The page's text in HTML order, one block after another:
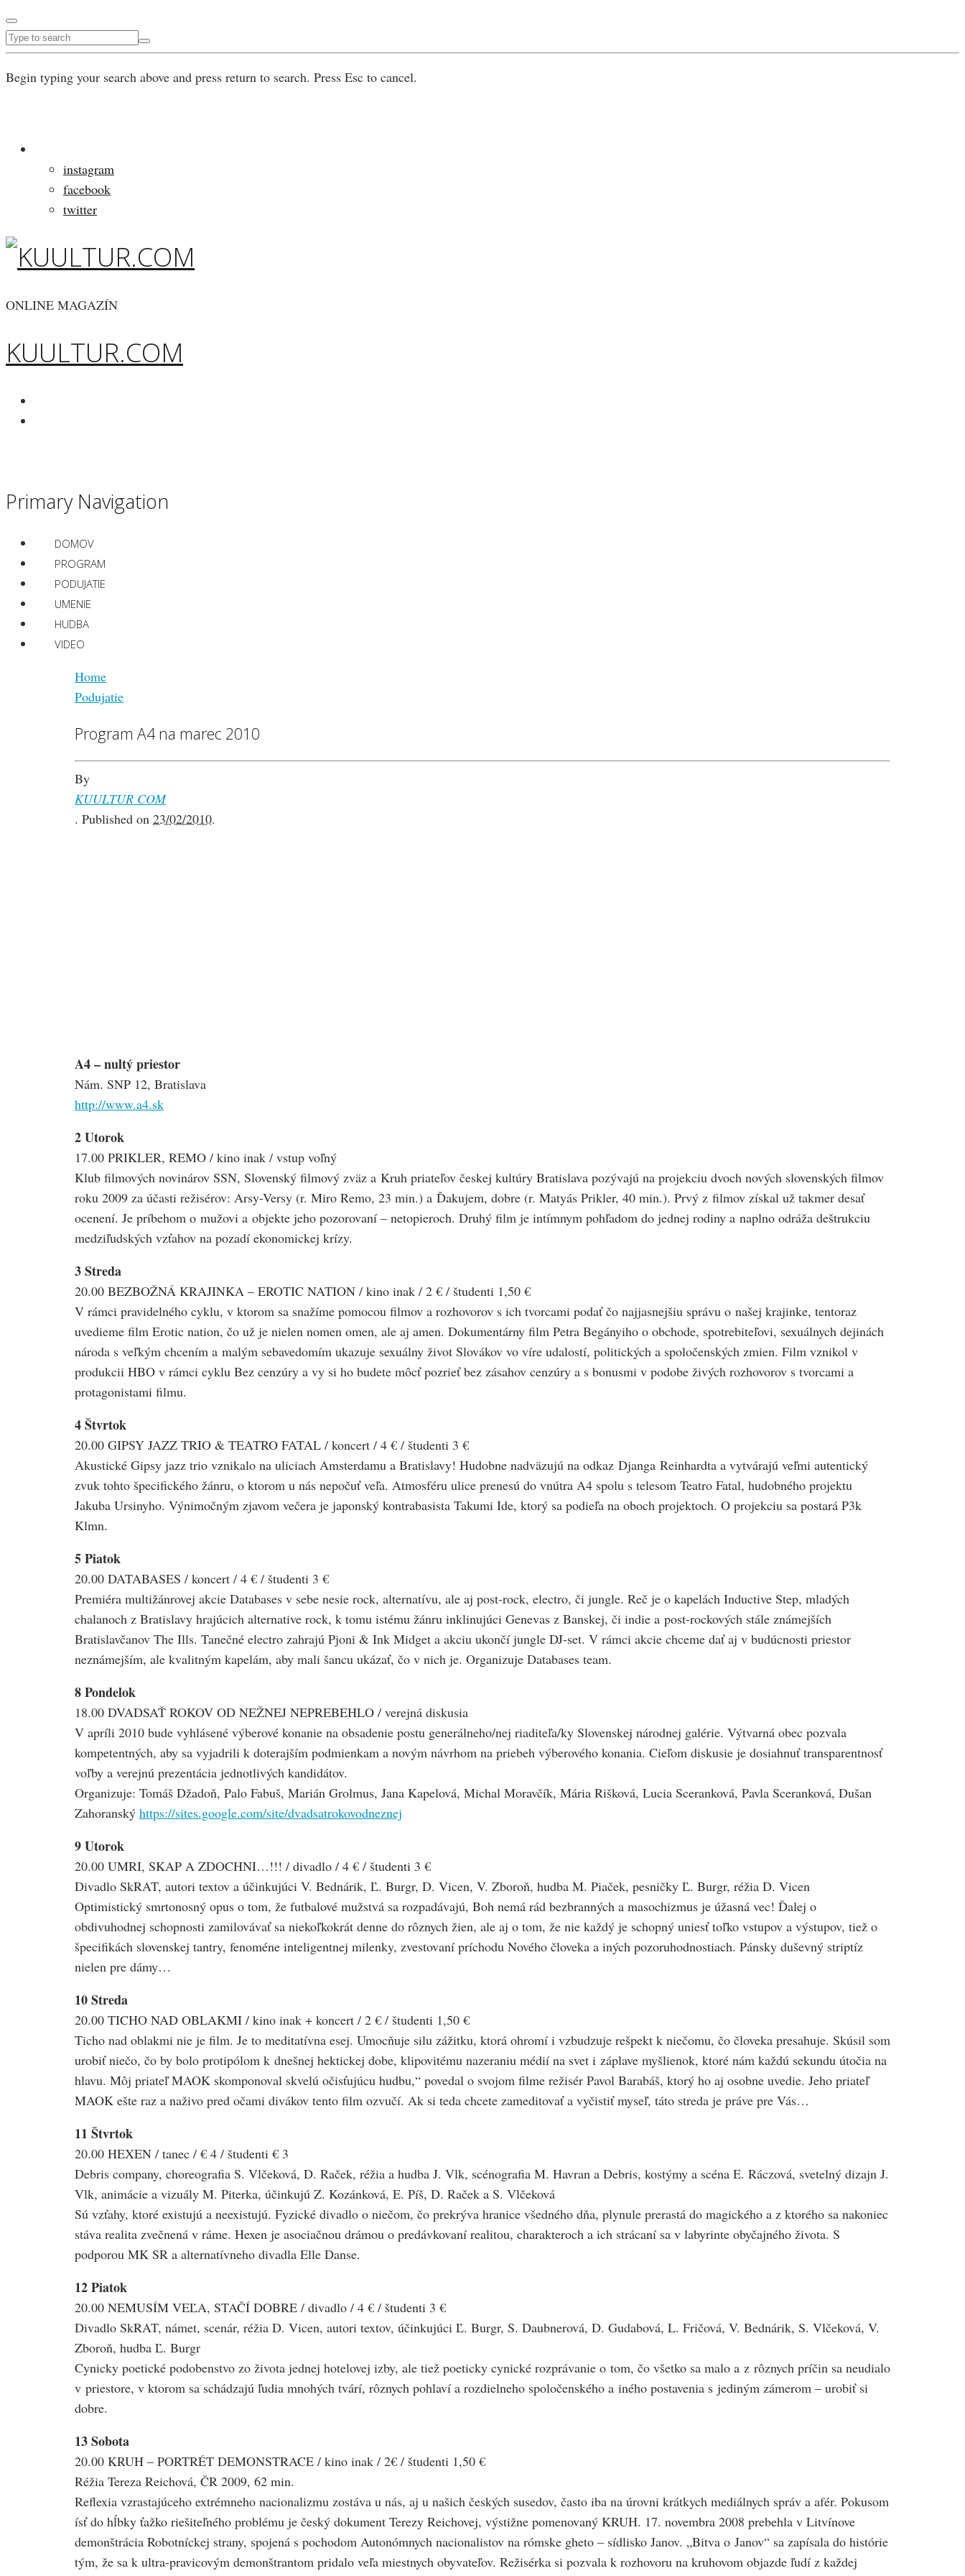
Begin typing your search above and press return to search. Press Esc to cancel.
instagram
facebook
twitter
ONLINE MAGAZÍN
KUULTUR.COM
Primary Navigation
DOMOV
PROGRAM
PODUJATIE
UMENIE
HUDBA
VIDEO
Home
Podujatie
Program A4 na marec 2010
By
KUULTUR COM
. Published on 23/02/2010.
A4 – nultý priestor
Nám. SNP 12, Bratislava
http://www.a4.sk
2 Utorok
17.00 PRIKLER, REMO / kino inak / vstup voľný
Klub filmových novinárov SSN, Slovenský filmový zväz a Kruh priateľov českej kultúry Bratislava pozývajú na projekciu dvoch nových slovenských filmov
roku 2009 za účasti režisérov: Arsy-Versy (r. Miro Remo, 23 min.) a Ďakujem, dobre (r. Matyás Prikler, 40 min.). Prvý z filmov získal už takmer desať
ocenení. Je príbehom o mužovi a objekte jeho pozorovaní – netopieroch. Druhý film je intímnym pohľadom do jednej rodiny a naplno odráža deštrukciu
medziľudských vzťahov na pozadí ekonomickej krízy.
3 Streda
20.00 BEZBOŽNÁ KRAJINKA – EROTIC NATION / kino inak / 2 € / študenti 1,50 €
V rámci pravidelného cyklu, v ktorom sa snažíme pomocou filmov a rozhovorov s ich tvorcami podať čo najjasnejšiu správu o našej krajinke, tentoraz
uvedieme film Erotic nation, čo už je nielen nomen omen, ale aj amen. Dokumentárny film Petra Begányiho o obchode, spotrebiteľovi, sexuálnych dejinách
národa s veľkým chcením a malým sebavedomím ukazuje sexuálny život Slovákov vo víre udalostí, politických a spoločenských zmien. Film vznikol v
produkcii HBO v rámci cyklu Bez cenzúry a vy si ho budete môcť pozrieť bez zásahov cenzúry a s bonusmi v podobe živých rozhovorov s tvorcami a
protagonistami filmu.
4 Štvrtok
20.00 GIPSY JAZZ TRIO & TEATRO FATAL / koncert / 4 € / študenti 3 €
Akustické Gipsy jazz trio vznikalo na uliciach Amsterdamu a Bratislavy! Hudobne nadväzujú na odkaz Djanga Reinhardta a vytvárajú veľmi autentický
zvuk tohto špecifického žánru, o ktorom u nás nepočuť veľa. Atmosféru ulice prenesú do vnútra A4 spolu s telesom Teatro Fatal, hudobného projektu
Jakuba Ursinyho. Výnimočným zjavom večera je japonský kontrabasista Takumi Ide, ktorý sa podieľa na oboch projektoch. O projekciu sa postará P3k
Klmn.
5 Piatok
20.00 DATABASES / koncert / 4 € / študenti 3 €
Premiéra multižánrovej akcie Databases v sebe nesie rock, alternatívu, ale aj post-rock, electro, či jungle. Reč je o kapelách Inductive Step, mladých
chalanoch z Bratislavy hrajúcich alternative rock, k tomu istému žánru inklinujúci Genevas z Banskej, či indie a post-rockových stále známejších
Bratislavčanov The Ills. Tanečné electro zahrajú Pjoni & Ink Midget a akciu ukončí jungle DJ-set. V rámci akcie chceme dať aj v budúcnosti priestor
neznámejším, ale kvalitným kapelám, aby mali šancu ukázať, čo v nich je. Organizuje Databases team.
8 Pondelok
18.00 DVADSAŤ ROKOV OD NEŽNEJ NEPREBEHLO / verejná diskusia
V apríli 2010 bude vyhlásené výberové konanie na obsadenie postu generálneho/nej riaditeľa/ky Slovenskej národnej galérie. Výtvarná obec pozvala
kompetentných, aby sa vyjadrili k doterajším podmienkam a novým návrhom na priebeh výberového konania. Cieľom diskusie je dosiahnuť transparentnosť
voľby a verejnú prezentácia jednotlivých kandidátov.
Organizuje: Tomáš Džadoň, Palo Fabuš, Marián Grolmus, Jana Kapelová, Michal Moravčík, Mária Rišková, Lucia Sceranková, Pavla Sceranková, Dušan
Zahoranský https://sites.google.com/site/dvadsatrokovodneznej
9 Utorok
20.00 UMRI, SKAP A ZDOCHNI…!!! / divadlo / 4 € / študenti 3 €
Divadlo SkRAT, autori textov a účinkujúci V. Bednárik, Ľ. Burgr, D. Vicen, V. Zboroň, hudba M. Piaček, pesničky Ľ. Burgr, réžia D. Vicen
Optimistický smrtonosný opus o tom, že futbalové mužstvá sa rozpadávajú, Boh nemá rád bezbranných a masochizmus je úžasná vec! Ďalej o
obdivuhodnej schopnosti zamilovávať sa niekoľkokrát denne do rôznych žien, ale aj o tom, že nie každý je schopný uniesť toľko vstupov a výstupov, tiež o
špecifikách slovenskej tantry, fenoméne inteligentnej milenky, zvestovaní príchodu Nového človeka a iných pozoruhodnostiach. Pánsky duševný striptíz
nielen pre dámy…
10 Streda
20.00 TICHO NAD OBLAKMI / kino inak + koncert / 2 € / študenti 1,50 €
Ticho nad oblakmi nie je film. Je to meditatívna esej. Umocňuje silu zážitku, ktorá ohromí i vzbudzuje rešpekt k niečomu, čo človeka presahuje. Skúsil som
urobiť niečo, čo by bolo protipólom k dnešnej hektickej dobe, klipovitému nazeraniu médií na svet i záplave myšlienok, ktoré nám každú sekundu útočia na
hlavu. Môj priateľ MAOK skomponoval skvelú očisťujúcu hudbu,“ povedal o svojom filme režisér Pavol Barabáš, ktorý ho aj osobne uvedie. Jeho priateľ
MAOK ešte raz a naživo pred očami divákov tento film ozvučí. Ak si teda chcete zameditovať a vyčistiť myseľ, táto streda je práve pre Vás…
11 Štvrtok
20.00 HEXEN / tanec / € 4 / študenti € 3
Debris company, choreografia S. Vlčeková, D. Raček, réžia a hudba J. Vlk, scénografia M. Havran a Debris, kostýmy a scéna E. Ráczová, svetelný dizajn J.
Vlk, animácie a vizuály M. Piterka, účinkujú Z. Kozánková, E. Píš, D. Raček a S. Vlčeková
Sú vzťahy, ktoré existujú a neexistujú. Fyzické divadlo o niečom, čo prekrýva hranice všedného dňa, plynule prerastá do magického a z ktorého sa nakoniec
stáva realita zvečnená v ráme. Hexen je asociačnou drámou o predávkovaní realitou, charakteroch a ich strácaní sa v labyrinte obyčajného života. S
podporou MK SR a alternatívneho divadla Elle Danse.
12 Piatok
20.00 NEMUSÍM VEĽA, STAČÍ DOBRE / divadlo / 4 € / študenti 3 €
Divadlo SkRAT, námet, scenár, réžia D. Vicen, autori textov, účinkujúci Ľ. Burgr, S. Daubnerová, D. Gudabová, L. Fričová, V. Bednárik, S. Vlčeková, V.
Zboroň, hudba Ľ. Burgr
Cynicky poetické podobenstvo zo života jednej hotelovej izby, ale tiež poeticky cynické rozprávanie o tom, čo všetko sa malo a z rôznych príčin sa neudialo
v priestore, v ktorom sa schádzajú ľudia mnohých tvárí, rôznych pohlaví a rozdielneho spoločenského a iného postavenia s jediným zámerom – urobiť si
dobre.
13 Sobota
20.00 KRUH – PORTRÉT DEMONSTRACE / kino inak / 2€ / študenti 1,50 €
Réžia Tereza Reichová, ČR 2009, 62 min.
Reflexia vzrastajúceho extrémneho nacionalizmu zostáva u nás, aj u našich českých susedov, často iba na úrovni krátkych mediálnych správ a afér. Pokusom
ísť do hĺbky ťažko riešiteľného problému je český dokument Terezy Reichovej, výstižne pomenovaný KRUH. 17. novembra 2008 prebehla v Litvínove
demonštrácia Robotníckej strany, spojená s pochodom Autonómnych nacionalistov na rómske gheto – sídlisko Janov. „Bitva o Janov“ sa zapísala do histórie
tým, že sa k ultra-pravicovým demonštrantom pridalo veľa miestnych obyvateľov. Režisérka si pozvala k rozhovoru na kruhovom objazde ľudí z každej